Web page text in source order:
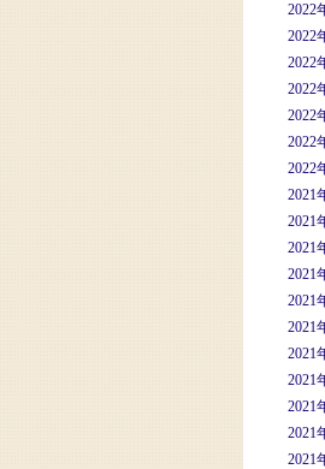
2022
2022
2022
2022
2022
2022
2022
2021
2021
2021
2021
2021
2021
2021
2021
2021
2021
2021